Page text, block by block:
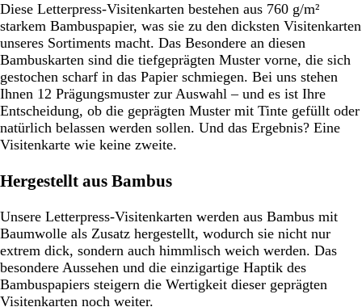
Diese Letterpress-Visitenkarten bestehen aus 760 g/m²
starkem Bambuspapier, was sie zu den dicksten Visitenkarten
unseres Sortiments macht. Das Besondere an diesen
Bambuskarten sind die tiefgeprägten Muster vorne, die sich
gestochen scharf in das Papier schmiegen. Bei uns stehen
Ihnen 12 Prägungsmuster zur Auswahl – und es ist Ihre
Entscheidung, ob die geprägten Muster mit Tinte gefüllt oder
natürlich belassen werden sollen. Und das Ergebnis? Eine
Visitenkarte wie keine zweite.
Hergestellt aus Bambus
Unsere Letterpress-Visitenkarten werden aus Bambus mit
Baumwolle als Zusatz hergestellt, wodurch sie nicht nur
extrem dick, sondern auch himmlisch weich werden. Das
besondere Aussehen und die einzigartige Haptik des
Bambuspapiers steigern die Wertigkeit dieser geprägten
Visitenkarten noch weiter.